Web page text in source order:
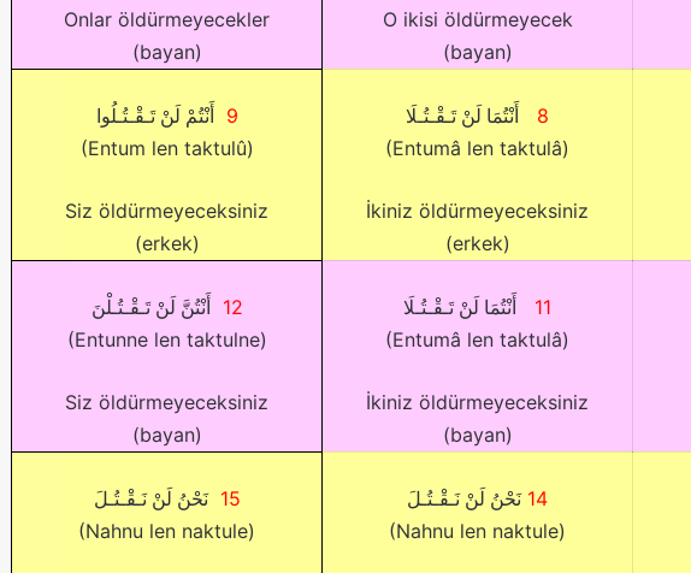
Onlar öldürmeyecekler
(bayan)
O ikisi öldürmeyecek
(bayan)
أَنْتُمْ لَنْ تَـقْـتُـلُوا
9
(Entum len taktulû)
Siz öldürmeyeceksiniz
(erkek)
أَنْتُمَا لَنْ تَـقْـتُـلَا
8
(Entumâ len taktulâ)
İkiniz öldürmeyeceksiniz
(erkek)
أَنْتُنَّ لَنْ تَـقْـتُـلْنَ
12
(Entunne len taktulne)
Siz öldürmeyeceksiniz
(bayan)
أَنْتُمَا لَنْ تَـقْـتُـلَا
11
(Entumâ len taktulâ)
İkiniz öldürmeyeceksiniz
(bayan)
نَحْنُ لَنْ نَـقْـتُـلَ
15
(Nahnu len naktule)
نَحْنُ لَنْ نَـقْـتُـلَ 14
(Nahnu len naktule)